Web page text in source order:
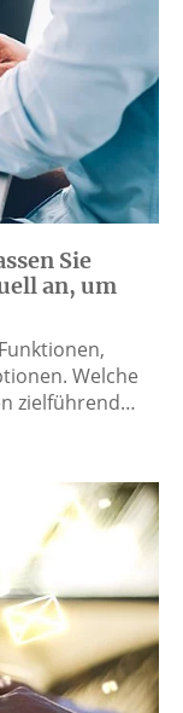
Sie
an, um
Welche
zielführend…